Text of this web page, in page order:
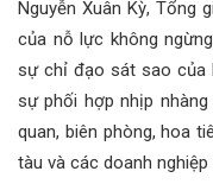
Nguyễn Xuân Kỳ, Tổng
của nỗ lực không
sự chỉ đạo sát sao của
sự phối hợp nhịp
quan, biên phòng, hoa
tàu và các doanh